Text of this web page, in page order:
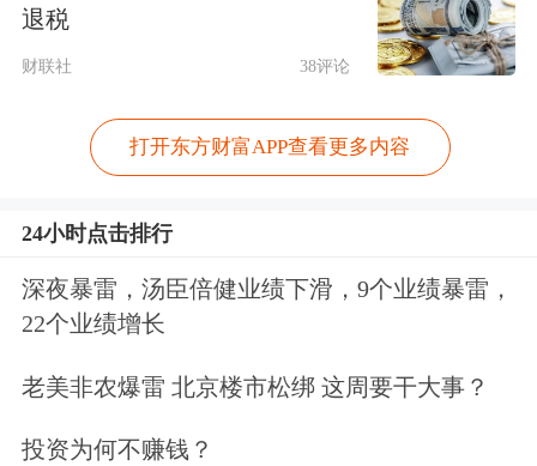
退税
财联社 38评论
打开东方财富APP查看更多内容
24小时点击排行
深夜暴雷，汤臣倍健业绩下滑，9个业绩暴雷，
22个业绩增长
老美非农爆雷 北京楼市松绑 这周要干大事？
投资为何不赚钱？